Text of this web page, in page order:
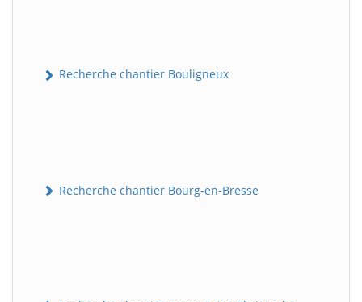
Recherche chantier Bouligneux
Recherche chantier Bourg-en-Bresse